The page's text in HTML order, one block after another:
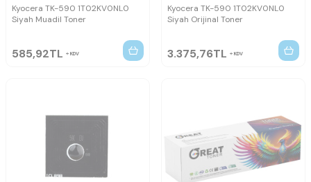
Kyocera TK-590 1T02KV0NL0
Siyah Muadil Toner
585,92TL KDV
Kyocera TK-590 1T02KV0NL0
Siyah Orijinal Toner
3.375,76TL KDV